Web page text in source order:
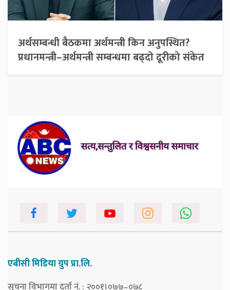
अर्थसम्बन्धी बैठकमा अर्थमन्त्री किन अनुपस्थित?
प्रधानमन्त्री–अर्थमन्त्री सम्बन्धमा बढ्दो दूरीको संकेत
एबीसी मिडिया ग्रुप प्रा.लि.
सूचना विभागमा दर्ता नं. : २००१।०७७–०७८